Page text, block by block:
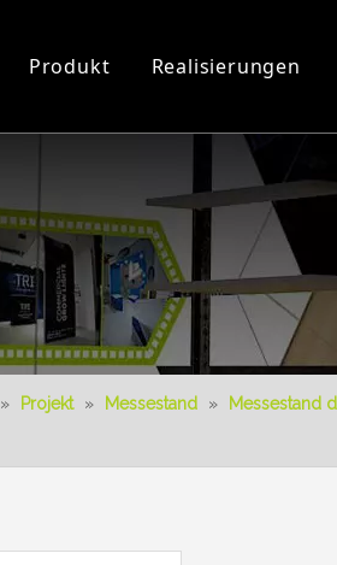
Werkstatt und
Produkt
3D-Videos
Realisierungen
Neues Produkt
» Projekt » Messestand » Messestand